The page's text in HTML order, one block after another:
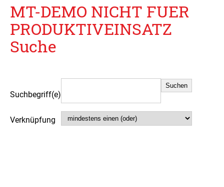
MT-DEMO NICHT FUER
PRODUKTIVEINSATZ
Suche
Suchbegriff(e)
Verknüpfung